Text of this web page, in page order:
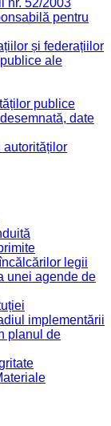
nr. 52/2003
pentru
și federațiilor
ale
publice
date
autorităților
legii
unei agende de
implementării
planul de